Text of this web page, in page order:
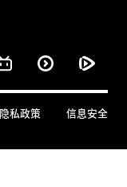
隐私政策 信息安全